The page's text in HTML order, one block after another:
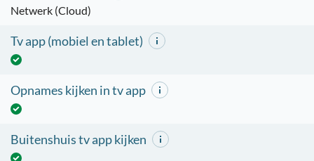
Netwerk (Cloud)
Tv app (mobiel en tablet)
Opnames kijken in tv app
Buitenshuis tv app kijken